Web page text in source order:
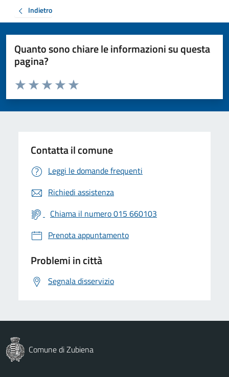
Indietro
Quanto sono chiare le informazioni su questa
pagina?
Valuta da 1 a 5 stelle la pagina
Valuta 5 stelle su 5
Valuta 4 stelle su 5
Valuta 3 stelle su 5
Valuta 2 stelle su 5
Valuta 1 stelle su 5
Contatta il comune
Leggi le domande frequenti
Richiedi assistenza
Chiama il numero 015 660103
Prenota appuntamento
Problemi in città
Segnala disservizio
Comune di Zubiena